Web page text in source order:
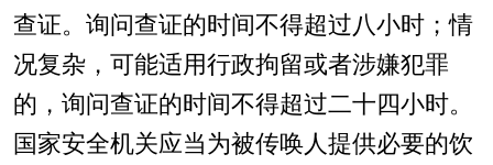
查证。询问查证的时间不得超过八小时；情
况复杂，可能适用行政拘留或者涉嫌犯罪
的，询问查证的时间不得超过二十四小时。
国家安全机关应当为被传唤人提供必要的饮